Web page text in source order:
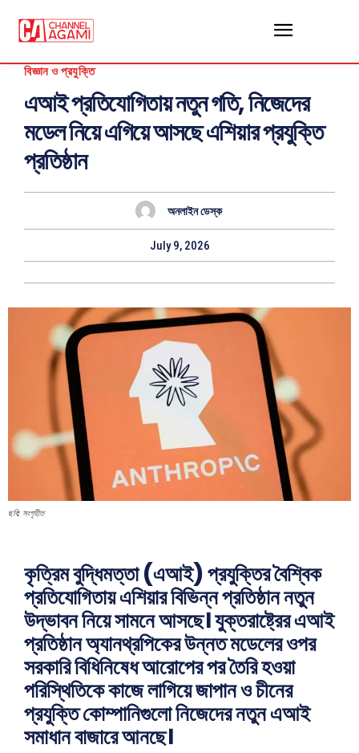
বিজ্ঞান ও প্রযুক্তি
এআই প্রতিযোগিতায় নতুন গতি, নিজেদের
মডেল নিয়ে এগিয়ে আসছে এশিয়ার প্রযুক্তি
প্রতিষ্ঠান
অনলাইন ডেস্ক
July 9, 2026
ছবি: সংগৃহীত
কৃত্রিম বুদ্ধিমত্তা (এআই) প্রযুক্তির বৈশ্বিক
প্রতিযোগিতায় এশিয়ার বিভিন্ন প্রতিষ্ঠান নতুন
উদ্ভাবন নিয়ে সামনে আসছে। যুক্তরাষ্ট্রের এআই
প্রতিষ্ঠান অ্যানথ্রপিকের উন্নত মডেলের ওপর
সরকারি বিধিনিষেধ আরোপের পর তৈরি হওয়া
পরিস্থিতিকে কাজে লাগিয়ে জাপান ও চীনের
প্রযুক্তি কোম্পানিগুলো নিজেদের নতুন এআই
সমাধান বাজারে আনছে।